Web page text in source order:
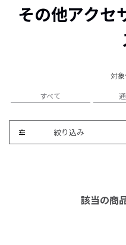
その他アクセ
対
すべて
絞り込み
該当の商